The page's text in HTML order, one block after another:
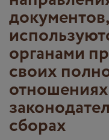
органами
своих
сборах